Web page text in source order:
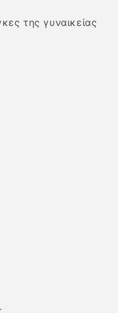
της γυναικείας